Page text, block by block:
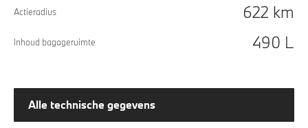
Actieradius 622 km
Inhoud bagageruimte 490 L
Alle technische gegevens